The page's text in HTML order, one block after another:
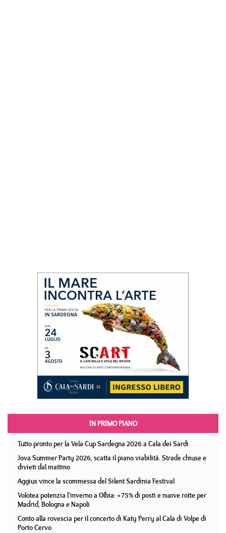
IN PRIMO PIANO
Tutto pronto per la Vela Cup Sardegna 2026 a Cala dei Sardi
Jova Summer Party 2026, scatta il piano viabilità. Strade chiuse e
divieti dal mattino
Aggius vince la scommessa del Silent Sardinia Festival
Volotea potenzia l'inverno a Olbia: +75% di posti e nuove rotte per
Madrid, Bologna e Napoli
Conto alla rovescia per il concerto di Katy Perry al Cala di Volpe di
Porto Cervo